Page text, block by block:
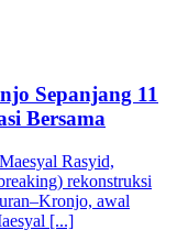
Sepanjang 11
Bersama
Rasyid,
rekonstruksi
awal
[...]